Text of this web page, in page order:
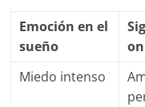
Emoción en el
sueño
Miedo intenso